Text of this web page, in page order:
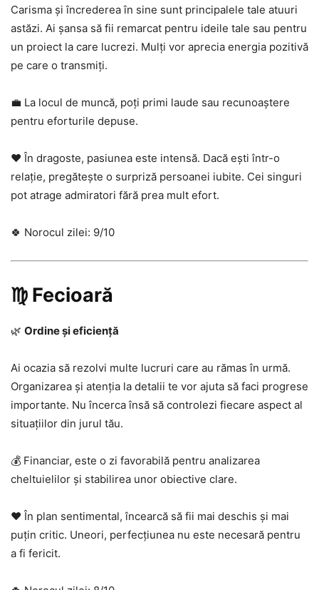
Carisma și încrederea în sine sunt principalele tale atuuri
astăzi. Ai șansa să fii remarcat pentru ideile tale sau pentru
un proiect la care lucrezi. Mulți vor aprecia energia pozitivă
pe care o transmiți.
💼 La locul de muncă, poți primi laude sau recunoaștere
pentru eforturile depuse.
❤️ În dragoste, pasiunea este intensă. Dacă ești într-o
relație, pregătește o surpriză persoanei iubite. Cei singuri
pot atrage admiratori fără prea mult efort.
🍀 Norocul zilei: 9/10
♍ Fecioară
🌿 Ordine și eficiență
Ai ocazia să rezolvi multe lucruri care au rămas în urmă.
Organizarea și atenția la detalii te vor ajuta să faci progrese
importante. Nu încerca însă să controlezi fiecare aspect al
situațiilor din jurul tău.
💰 Financiar, este o zi favorabilă pentru analizarea
cheltuielilor și stabilirea unor obiective clare.
❤️ În plan sentimental, încearcă să fii mai deschis și mai
puțin critic. Uneori, perfecțiunea nu este necesară pentru
a fi fericit.